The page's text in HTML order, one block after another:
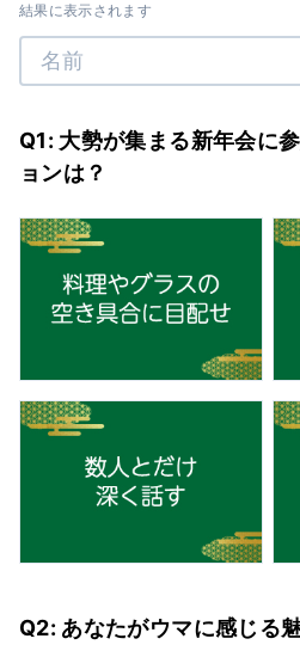
結果に表示されます
Q1: 大勢が集まる新年会に
ョンは？
Q2: あなたがウマに感じる